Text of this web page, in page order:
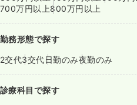
700万円以上800万円以上
勤務形態で探す
2交代3交代日勤のみ夜勤のみ
診療科目で探す